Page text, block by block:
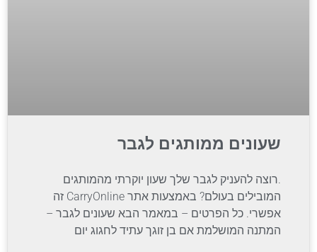
שעונים ממותגים לגבר
.רוצה להעניק לגבר שלך שעון יוקרתי מהמותגים
המובילים בעולם? באמצעות אתר CarryOnline זה
אפשרי. כל הפרטים – במאמר הבא שעונים לגבר –
המתנה המושלמת אם בן זוגך עתיד לחגוג יום